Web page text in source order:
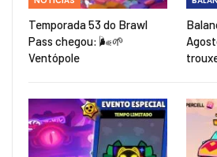
Temporada 53 do Brawl
Pass chegou: 🌬️🌱
Ventópole